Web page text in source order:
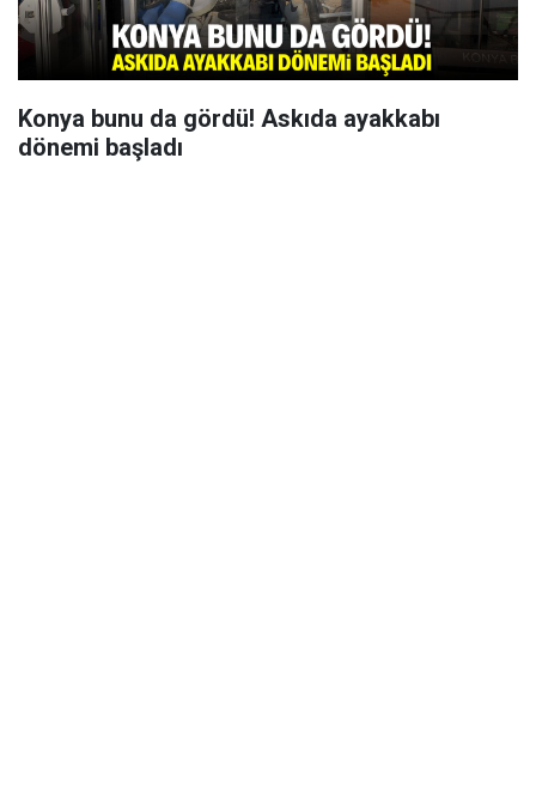
Konya bunu da gördü! Askıda ayakkabı
dönemi başladı